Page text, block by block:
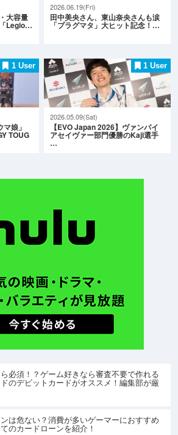
大容量
Legio…
2026.06.19(Fri)
田中美央さん、東山奈央さんも涙
「プラグマタ」大ヒット記念！…
1 User
娘」
TOUG
1 User
2026.05.09(Sat)
【EVO Japan 2026】ヴァンパイ
アセイヴァー部門優勝のKaji選手
…
必須！？ゲーム好きなら審査不要で作れる
のデビットカードがオススメ！編集部が厳
は危ない？消費が多いゲーマーにおすすめ
のカードローンを紹介！